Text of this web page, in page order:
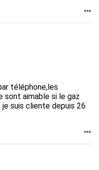
téléphone,les
sont aimable si le gaz
suis cliente depuis 26